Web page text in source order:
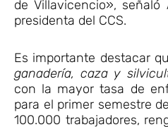
de Villavicencio», señaló
presidenta del CCS.
Es importante destacar
ganadería, caza y
con la mayor tasa de
para el primer semestre
100.000 trabajadores,